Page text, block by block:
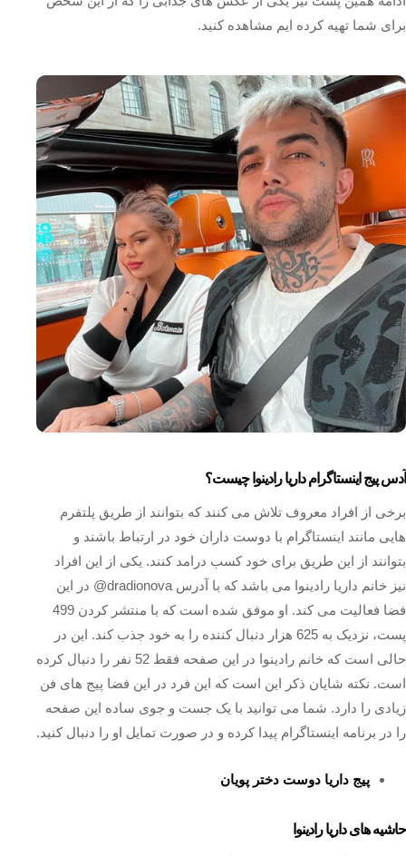
برای شما تهیه کرده ایم مشاهده کنید.
آدس پیج اینستاگرام داریا رادینوا چیست؟
برخی از افراد معروف تلاش می کنند که بتوانند از طریق پلتفرم
هایی مانند اینستاگرام با دوست داران خود در ارتباط باشند و
بتوانند از این طریق برای خود کسب درامد کنند. یکی از این افراد
نیز خانم داریا رادینوا می باشد که با آدرس dradionova@ در این
فضا فعالیت می کند. او موفق شده است که با منتشر کردن 499
پست، نزدیک به 625 هزار دنبال کننده را به خود جذب کند. این در
حالی است که خانم رادینوا در این صفحه فقط 52 نفر را دنبال کرده
است. نکته شایان ذکر این است که این فرد در این فضا پیج های فن
زیادی را دارد. شما می توانید با یک جست و جوی ساده این صفحه
را در برنامه اینستاگرام پیدا کرده و در صورت تمایل او را دنبال کنید.
پیج داریا دوست دختر پویان
حاشیه های داریا رادینوا